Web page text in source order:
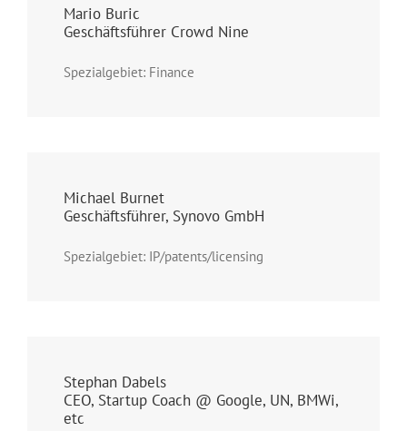
Mario Buric
Geschäftsführer Crowd Nine
Spezialgebiet: Finance
Michael Burnet
Geschäftsführer, Synovo GmbH
Spezialgebiet: IP/patents/licensing
Stephan Dabels
CEO, Startup Coach @ Google, UN, BMWi,
etc